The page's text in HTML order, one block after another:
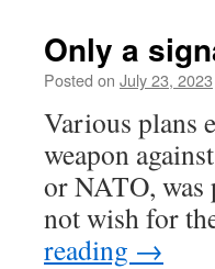
poorer
Only a
Posted on July 23, 2023
Various plans
weapon
or NATO, was
not wish for
reading →